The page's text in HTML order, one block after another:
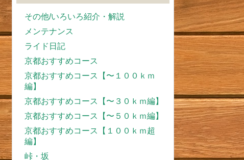
その他/いろいろ紹介・解説
メンテナンス
ライド日記
京都おすすめコース
京都おすすめコース【〜１００ｋｍ
編】
京都おすすめコース【〜３０ｋｍ編】
京都おすすめコース【〜５０ｋｍ編】
京都おすすめコース【１００ｋｍ超
編】
峠・坂